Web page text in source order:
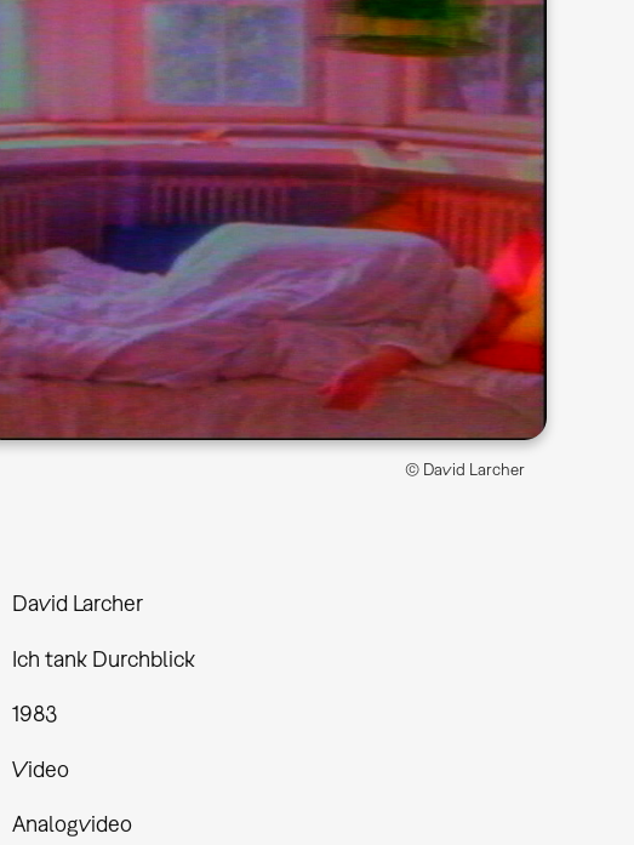
© David Larcher
David Larcher
Ich tank Durchblick
1983
Video
Analogvideo